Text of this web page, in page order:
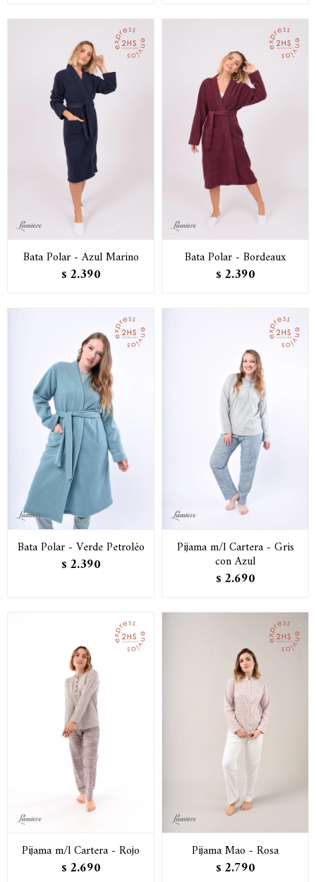
Bata Polar - Azul Marino
$ 2.390
Bata Polar - Bordeaux
$ 2.390
Bata Polar - Verde Petroléo
$ 2.390
Pijama m/l Cartera - Gris
con Azul
$ 2.690
Pijama m/l Cartera - Rojo
$ 2.690
Pijama Mao - Rosa
$ 2.790